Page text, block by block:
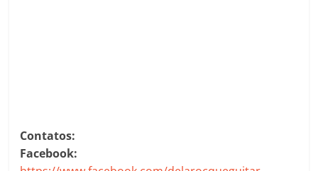
Contatos:
Facebook: